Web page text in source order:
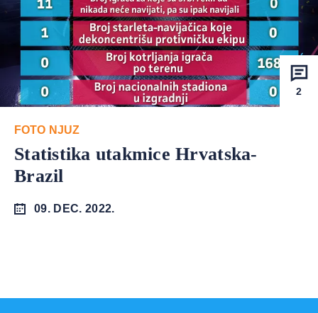
2
FOTO NJUZ
Statistika utakmice Hrvatska-
Brazil
09. DEC. 2022.